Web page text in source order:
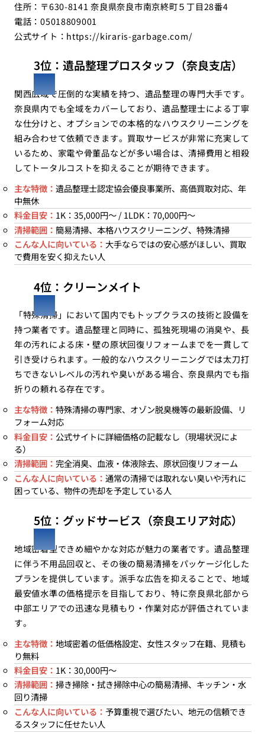
住所：〒630-8141 奈良県奈良市南京終町５丁目28番4
電話：05018809001
公式サイト： https://kiraris-garbage.com/
3位：遺品整理プロスタッフ（奈良支店）
関西広域で圧倒的な実績を持つ、遺品整理の専門大手です。
奈良県内でも全域をカバーしており、遺品整理士による丁寧
な仕分けと、オプションでの本格的なハウスクリーニングを
組み合わせて依頼できます。買取サービスが非常に充実して
いるため、家電や骨董品などが多い場合は、清掃費用と相殺
してトータルコストを抑えることが期待できます。
主な特徴： 遺品整理士認定協会優良事業所、高価買取対応、年
中無休
料金目安： 1K：35,000円〜 / 1LDK：70,000円〜
清掃範囲： 簡易清掃、本格ハウスクリーニング、特殊清掃
こんな人に向いている： 大手ならではの安心感がほしい、買取
で費用を安く抑えたい人
4位：クリーンメイト
「特殊清掃」において国内でもトップクラスの技術と設備を
持つ業者です。遺品整理と同時に、孤独死現場の消臭や、長
年の汚れによる床・壁の原状回復リフォームまでを一貫して
引き受けられます。一般的なハウスクリーニングでは太刀打
ちできないレベルの汚れや臭いがある場合、奈良県内でも指
折りの頼れる存在です。
主な特徴： 特殊清掃の専門家、オゾン脱臭機等の最新設備、リ
フォーム対応
料金目安： 公式サイトに詳細価格の記載なし（現場状況によ
る）
清掃範囲： 完全消臭、血液・体液除去、原状回復リフォーム
こんな人に向いている： 通常の清掃では取れない臭いや汚れに
困っている、物件の売却を予定している人
5位：グッドサービス（奈良エリア対応）
地域密着型できめ細やかな対応が魅力の業者です。遺品整理
に伴う不用品回収と、その後の簡易清掃をパッケージ化した
プランを提供しています。派手な広告を抑えることで、地域
最安値水準の価格提示を目指しており、特に奈良県北部から
中部エリアでの迅速な見積もり・作業対応が評価されていま
す。
主な特徴： 地域密着の低価格設定、女性スタッフ在籍、見積も
り無料
料金目安： 1K：30,000円〜
清掃範囲： 掃き掃除・拭き掃除中心の簡易清掃、キッチン・水
回り清掃
こんな人に向いている： 予算重視で選びたい、地元の信頼でき
るスタッフに任せたい人